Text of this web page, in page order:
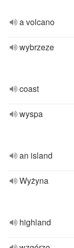
a volcano
wybrzeze
coast
wyspa
an island
Wyżyna
highland